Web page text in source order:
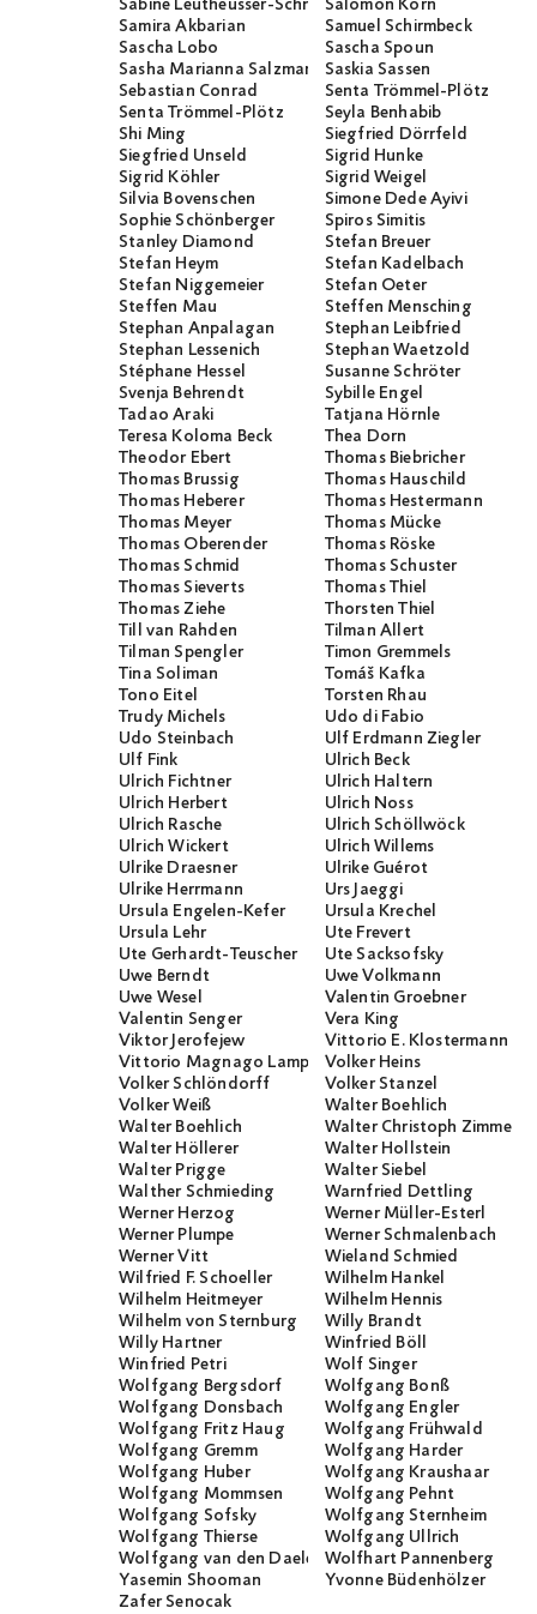
Sabine Leutheusser-Schnarrenberger
Salomon Korn
Samira Akbarian
Samuel Schirmbeck
Sascha Lobo
Sascha Spoun
Sasha Marianna Salzmann Saskia Sassen
Sebastian Conrad
Senta Trömmel-Plötz
Senta Trömmel-Plötz
Seyla Benhabib
Shi Ming
Siegfried Dörrfeld
Siegfried Unseld
Sigrid Hunke
Sigrid Köhler
Sigrid Weigel
Silvia Bovenschen
Simone Dede Ayivi
Sophie Schönberger
Spiros Simitis
Stanley Diamond
Stefan Breuer
Stefan Heym
Stefan Kadelbach
Stefan Niggemeier
Stefan Oeter
Steffen Mau
Steffen Mensching
Stephan Anpalagan
Stephan Leibfried
Stephan Lessenich
Stephan Waetzold
Stéphane Hessel
Susanne Schröter
Svenja Behrendt
Sybille Engel
Tadao Araki
Tatjana Hörnle
Teresa Koloma Beck
Thea Dorn
Theodor Ebert
Thomas Biebricher
Thomas Brussig
Thomas Hauschild
Thomas Heberer
Thomas Hestermann
Thomas Meyer
Thomas Mücke
Thomas Oberender
Thomas Röske
Thomas Schmid
Thomas Schuster
Thomas Sieverts
Thomas Thiel
Thomas Ziehe
Thorsten Thiel
Till van Rahden
Tilman Allert
Tilman Spengler
Timon Gremmels
Tina Soliman
Tomáš Kafka
Tono Eitel
Torsten Rhau
Trudy Michels
Udo di Fabio
Udo Steinbach
Ulf Erdmann Ziegler
Ulf Fink
Ulrich Beck
Ulrich Fichtner
Ulrich Haltern
Ulrich Herbert
Ulrich Noss
Ulrich Rasche
Ulrich Schöllwöck
Ulrich Wickert
Ulrich Willems
Ulrike Draesner
Ulrike Guérot
Ulrike Herrmann
Urs Jaeggi
Ursula Engelen-Kefer
Ursula Krechel
Ursula Lehr
Ute Frevert
Ute Gerhardt-Teuscher
Ute Sacksofsky
Uwe Berndt
Uwe Volkmann
Uwe Wesel
Valentin Groebner
Valentin Senger
Vera King
Viktor Jerofejew
Vittorio E. Klostermann
Vittorio Magnago LampugnaniVolker Heins
Volker Schlöndorff
Volker Stanzel
Volker Weiß
Walter Boehlich
Walter Boehlich
Walter Christoph Zimmerli
Walter Höllerer
Walter Hollstein
Walter Prigge
Walter Siebel
Walther Schmieding
Warnfried Dettling
Werner Herzog
Werner Müller-Esterl
Werner Plumpe
Werner Schmalenbach
Werner Vitt
Wieland Schmied
Wilfried F. Schoeller
Wilhelm Hankel
Wilhelm Heitmeyer
Wilhelm Hennis
Wilhelm von Sternburg
Willy Brandt
Willy Hartner
Winfried Böll
Winfried Petri
Wolf Singer
Wolfgang Bergsdorf
Wolfgang Bonß
Wolfgang Donsbach
Wolfgang Engler
Wolfgang Fritz Haug
Wolfgang Frühwald
Wolfgang Gremm
Wolfgang Harder
Wolfgang Huber
Wolfgang Kraushaar
Wolfgang Mommsen
Wolfgang Pehnt
Wolfgang Sofsky
Wolfgang Sternheim
Wolfgang Thierse
Wolfgang Ullrich
Wolfgang van den Daele
Wolfhart Pannenberg
Yasemin Shooman
Yvonne Büdenhölzer
Zafer Senocak